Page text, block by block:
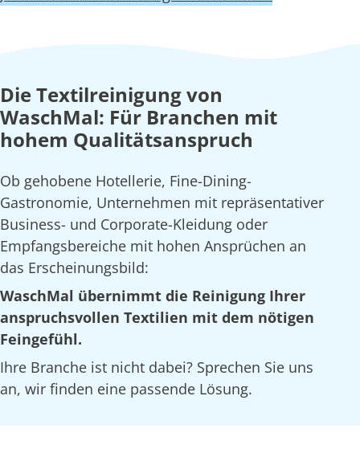
Die Textilreinigung von
WaschMal: Für Branchen mit
hohem Qualitätsanspruch
Ob gehobene Hotellerie, Fine-Dining-
Gastronomie, Unternehmen mit repräsentativer
Business- und Corporate-Kleidung oder
Empfangsbereiche mit hohen Ansprüchen an
das Erscheinungsbild:
WaschMal übernimmt die Reinigung Ihrer
anspruchsvollen Textilien mit dem nötigen
Feingefühl.
Ihre Branche ist nicht dabei? Sprechen Sie uns
an, wir finden eine passende Lösung.